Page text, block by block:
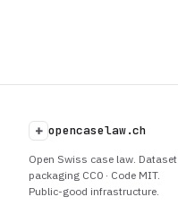
+ opencaselaw.ch
Open Swiss case law. Dataset
packaging CC0 · Code MIT.
Public-good infrastructure.